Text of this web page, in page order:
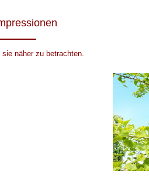
näher zu betrachten.